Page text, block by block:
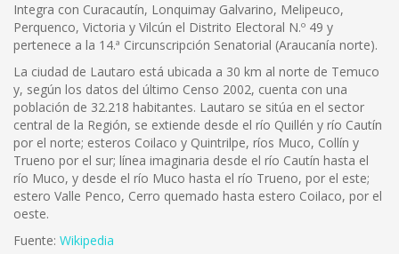
Integra con Curacautín, Lonquimay Galvarino, Melipeuco,
Perquenco, Victoria y Vilcún el Distrito Electoral N.º 49 y
pertenece a la 14.ª Circunscripción Senatorial (Araucanía norte).
La ciudad de Lautaro está ubicada a 30 km al norte de Temuco
y, según los datos del último Censo 2002, cuenta con una
población de 32.218 habitantes. Lautaro se sitúa en el sector
central de la Región, se extiende desde el río Quillén y río Cautín
por el norte; esteros Coilaco y Quintrilpe, ríos Muco, Collín y
Trueno por el sur; línea imaginaria desde el río Cautín hasta el
río Muco, y desde el río Muco hasta el río Trueno, por el este;
estero Valle Penco, Cerro quemado hasta estero Coilaco, por el
oeste.
Fuente: Wikipedia